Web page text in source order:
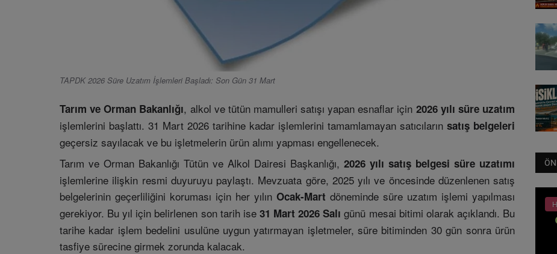
TAPDK 2026 Süre Uzatım İşlemleri Başladı: Son Gün 31 Mart
Tarım ve Orman Bakanlığı, alkol ve tütün mamulleri satışı yapan esnaflar için 2026 yılı süre uzatım
işlemlerini başlattı. 31 Mart 2026 tarihine kadar işlemlerini tamamlamayan satıcıların satış belgeleri
geçersiz sayılacak ve bu işletmelerin ürün alımı yapması engellenecek.
Tarım ve Orman Bakanlığı Tütün ve Alkol Dairesi Başkanlığı, 2026 yılı satış belgesi süre uzatımı
işlemlerine ilişkin resmi duyuruyu paylaştı. Mevzuata göre, 2025 yılı ve öncesinde düzenlenen satış
belgelerinin geçerliliğini koruması için her yılın Ocak-Mart döneminde süre uzatım işlemi yapılması
gerekiyor. Bu yıl için belirlenen son tarih ise 31 Mart 2026 Salı günü mesai bitimi olarak açıklandı. Bu
tarihe kadar işlem bedelini usulüne uygun yatırmayan işletmeler, süre bitiminden 30 gün sonra ürün
tasfiye sürecine girmek zorunda kalacak.